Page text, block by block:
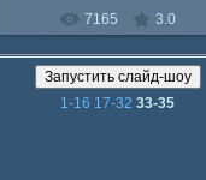
7165 3.0
1-16 17-32 33-35